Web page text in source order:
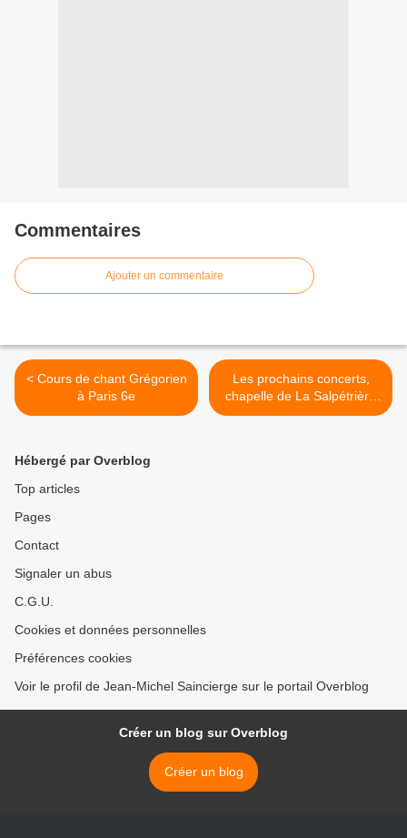
Commentaires
Ajouter un commentaire
< Cours de chant Grégorien
à Paris 6e
Les prochains concerts,
chapelle de La Salpétrière
Paris 13e >
Hébergé par Overblog
Top articles
Pages
Contact
Signaler un abus
C.G.U.
Cookies et données personnelles
Préférences cookies
Voir le profil de Jean-Michel Saincierge sur le portail Overblog
Créer un blog sur Overblog
Créer un blog